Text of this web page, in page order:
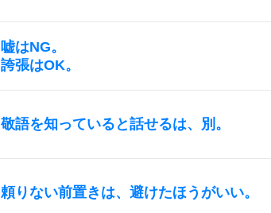
嘘はNG。
誇張はOK。
敬語を知っていると話せるは、別。
頼りない前置きは、避けたほうがいい。